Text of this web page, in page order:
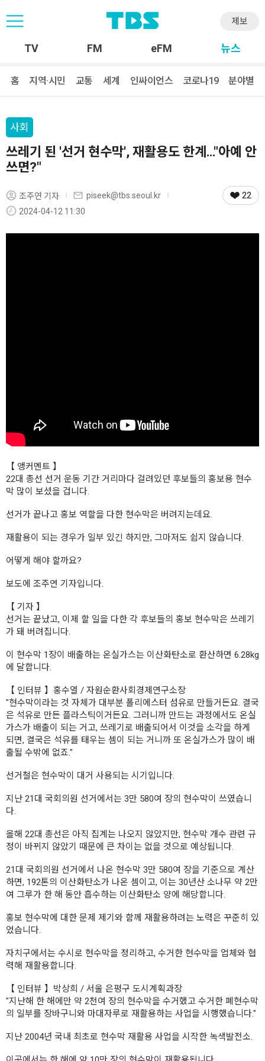
제보
TV FM eFM 뉴스
홈 지역·시민 교통 세계 인싸이언스 코로나19 분야별
사회
쓰레기 된 '선거 현수막', 재활용도 한계…"아예 안
쓰면?"
조주연 기자
piseek@tbs.seoul.kr
2024-04-12 11:30
22
【 앵커멘트 】
22대 총선 선거 운동 기간 거리마다 걸려있던 후보들의 홍보용 현수
막 많이 보셨을 겁니다.
선거가 끝나고 홍보 역할을 다한 현수막은 버려지는데요.
재활용이 되는 경우가 일부 있긴 하지만, 그마저도 쉽지 않습니다.
어떻게 해야 할까요?
보도에 조주연 기자입니다.
【 기자 】
선거는 끝났고, 이제 할 일을 다한 각 후보들의 홍보 현수막은 쓰레기
가 돼 버려집니다.
이 현수막 1장이 배출하는 온실가스는 이산화탄소로 환산하면 6.28kg
에 달합니다.
【 인터뷰 】홍수열 / 자원순환사회경제연구소장
"현수막이라는 것 자체가 대부분 폴리에스터 섬유로 만들거든요. 결국
은 석유로 만든 플라스틱이거든요. 그러니까 만드는 과정에서도 온실
가스가 배출이 되는 거고, 쓰레기로 배출되어서 이것을 소각을 하게
되면, 결국은 석유를 태우는 셈이 되는 거니까 또 온실가스가 많이 배
출될 수밖에 없죠."
선거철은 현수막이 대거 사용되는 시기입니다.
지난 21대 국회의원 선거에서는 3만 580여 장의 현수막이 쓰였습니
다.
올해 22대 총선은 아직 집계는 나오지 않았지만, 현수막 개수 관련 규
정이 바뀌지 않았기 때문에 큰 차이는 없을 것으로 예상됩니다.
21대 국회의원 선거에서 나온 현수막 3만 580여 장을 기준으로 계산
하면, 192톤의 이산화탄소가 나온 셈이고, 이는 30년산 소나무 약 2만
여 그루가 한 해 동안 흡수하는 이산화탄소 양에 해당합니다.
홍보 현수막에 대한 문제 제기와 함께 재활용하려는 노력은 꾸준히 있
었습니다.
자치구에서는 수시로 현수막을 정리하고, 수거한 현수막을 업체와 협
력해 재활용합니다.
【 인터뷰 】박상희 / 서울 은평구 도시계획과장
"지난해 한 해에만 약 2천여 장의 현수막을 수거했고 수거한 폐현수막
의 일부를 장바구니와 마대자루로 재활용하는 사업을 시행했습니다."
지난 2004년 국내 최초로 현수막 재활용 사업을 시작한 녹색발전소.